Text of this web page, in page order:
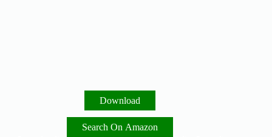
Download
Search On Amazon